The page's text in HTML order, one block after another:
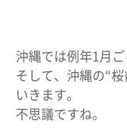
沖縄では例年1月
そして、沖縄の“
いきます。
不思議ですね。